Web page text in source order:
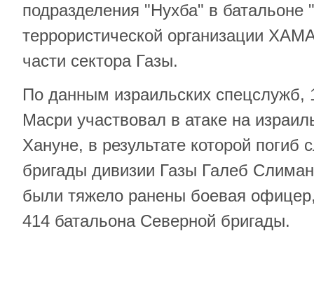
подразделения "Нухба" в батальоне
террористической организации
части сектора Газы.
По данным израильских спецслужб,
Масри участвовал в атаке на
Хануне, в результате которой погиб
бригады дивизии Газы Галеб
были тяжело ранены боевая
414 батальона Северной бригады.